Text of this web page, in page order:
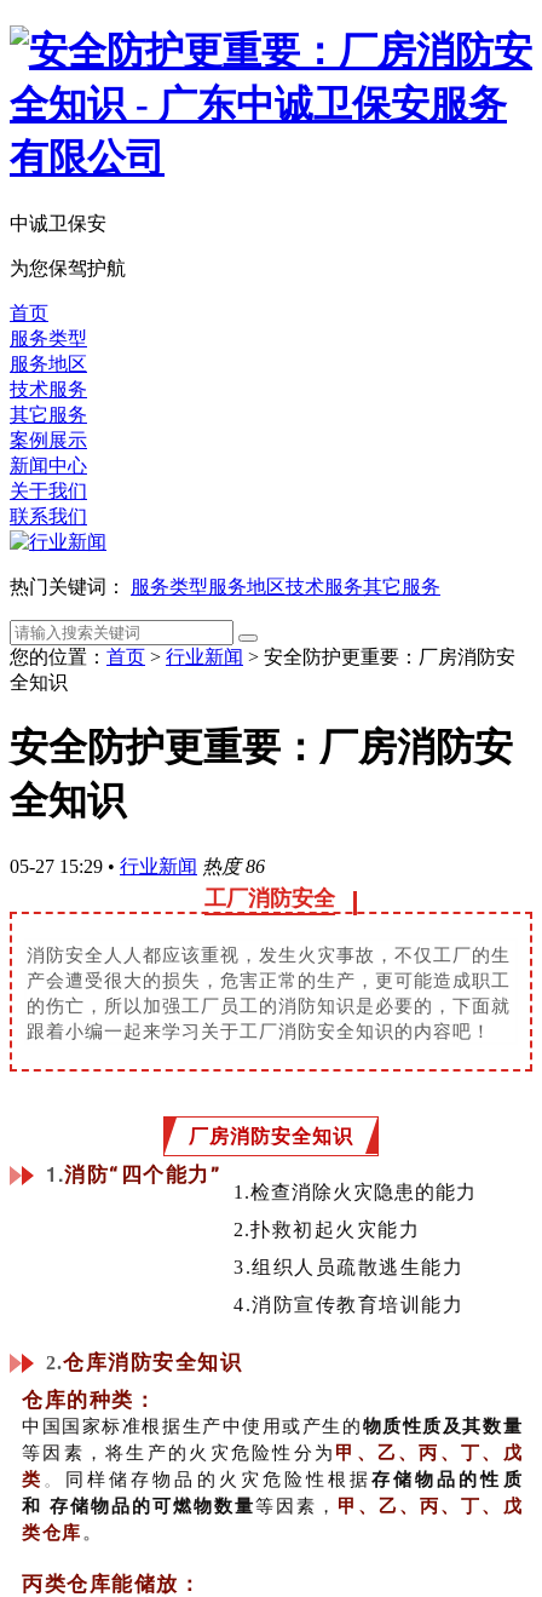
中诚卫保安
为您保驾护航
首页
服务类型
服务地区
技术服务
其它服务
案例展示
新闻中心
关于我们
联系我们
热门关键词： 服务类型服务地区技术服务其它服务
您的位置： 首页 > 行业新闻 > 安全防护更重要：厂房消防安
全知识
安全防护更重要：厂房消防安
全知识
05-27 15:29 • 行业新闻 热度 86
工厂消防安全
消防安全人人都应该重视，发生火灾事故，不仅工厂的生
产会遭受很大的损失，危害正常的生产，更可能造成职工
的伤亡，所以加强工厂员工的消防知识是必要的，下面就
跟着小编一起来学习关于工厂消防安全知识的内容吧！
厂房消防安全知识
1 .消防“四个能力”
1.检查消除火灾隐患的能力
2.扑救初起火灾能力
3.组织人员疏散逃生能力
4.消防宣传教育培训能力
2.仓库消防安全知识
仓库的种类 ：
中国国家标准根据生产中使用或产生的物质性质及其数量
等因素，将生产的火灾危险性分为 甲、乙、丙、丁、戊
类 。 同样储存物品的火灾危险性根据存储物品的性质
和 存储物品的可燃物数量等因素， 甲、乙、丙、丁、戊
类仓库 。
丙类仓库能储放 ：